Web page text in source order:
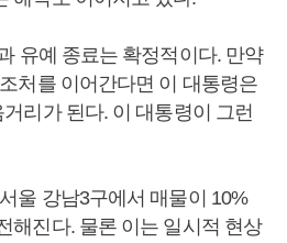
유예 종료는 확정적이다. 만약
처를 이어간다면 이 대통령은
리가 된다. 이 대통령이 그런
울 강남3구에서 매물이 10%
해진다. 물론 이는 일시적 현상